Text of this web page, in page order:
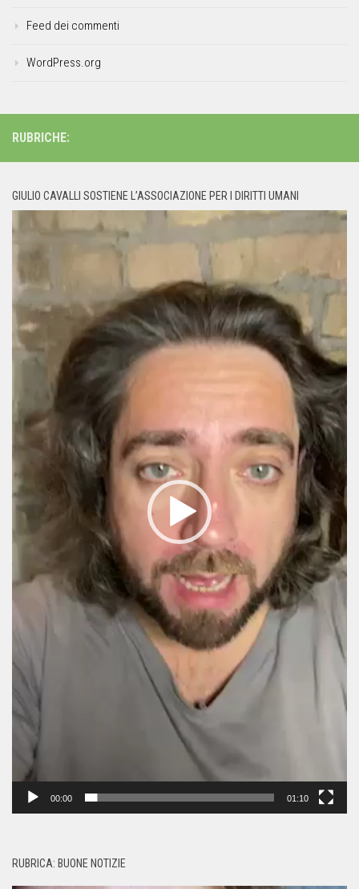
Feed dei commenti
WordPress.org
RUBRICHE:
GIULIO CAVALLI SOSTIENE L’ASSOCIAZIONE PER I DIRITTI UMANI
Player
00:00 01:10
RUBRICA: BUONE NOTIZIE